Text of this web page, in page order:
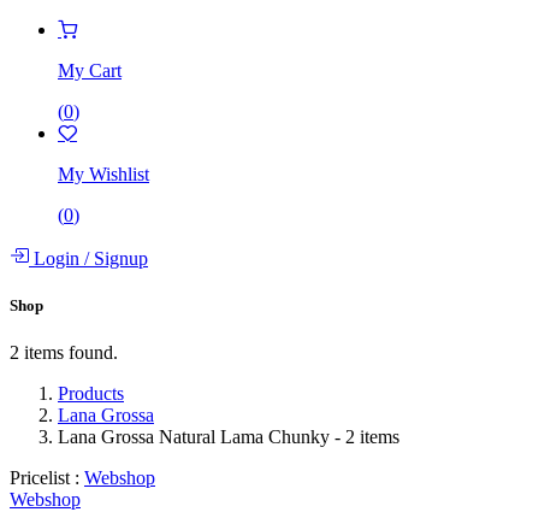
My Cart
(0)
My Wishlist
(0)
Login /Signup
Shop
2 items found.
Products
Lana Grossa
Lana Grossa Natural Lama Chunky - 2 items
Pricelist : Webshop
Webshop